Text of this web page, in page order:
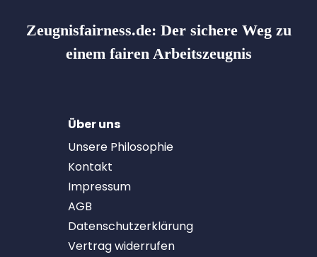
Zeugnisfairness.de: Der sichere Weg zu
einem fairen Arbeitszeugnis
Über uns
Unsere Philosophie
Kontakt
Impressum
AGB
Datenschutzerklärung
Vertrag widerrufen